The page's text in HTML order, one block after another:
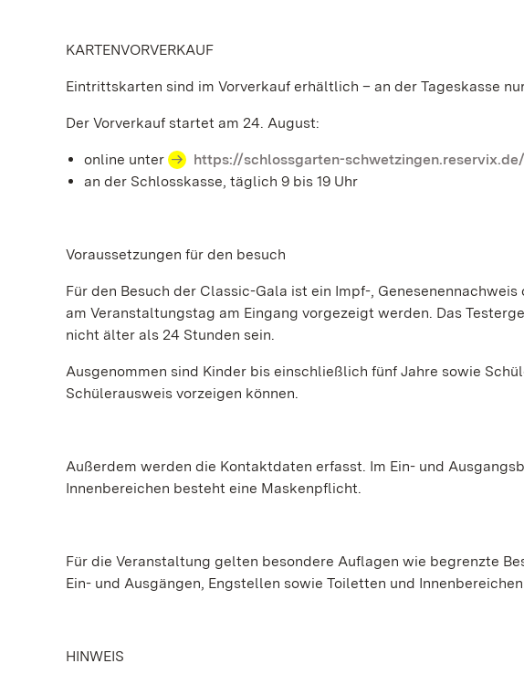
KARTENVORVERKAUF
Eintrittskarten sind im Vorverkauf erhältlich – an der Tageskasse
Der Vorverkauf startet am 24. August:
online unter
https://schlossgarten-schwetzingen.reservix.de/
an der Schlosskasse, täglich 9 bis 19 Uhr
Voraussetzungen für den besuch
Für den Besuch der Classic-Gala ist ein Impf-,
am Veranstaltungstag am Eingang vorgezeigt werden. Das
nicht älter als 24 Stunden sein.
Ausgenommen sind Kinder bis einschließlich fünf Jahre sowie
Schülerausweis vorzeigen können.
Außerdem werden die Kontaktdaten erfasst. Im Ein- und
Innenbereichen besteht eine Maskenpflicht.
Für die Veranstaltung gelten besondere Auflagen wie begrenzte
Ein- und Ausgängen, Engstellen sowie Toiletten und
HINWEIS